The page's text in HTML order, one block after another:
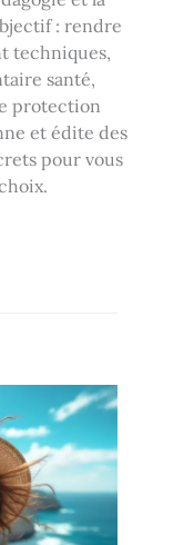
: rendre
techniques,
santé,
protection
et édite des
pour vous